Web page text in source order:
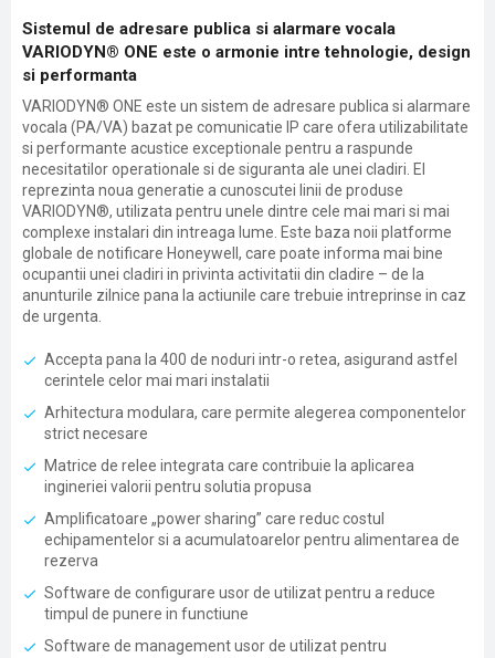
Sistemul de adresare publica si alarmare vocala
VARIODYN® ONE este o armonie intre tehnologie, design
si performanta
VARIODYN® ONE este un sistem de adresare publica si alarmare
vocala (PA/VA) bazat pe comunicatie IP care ofera utilizabilitate
si performante acustice exceptionale pentru a raspunde
necesitatilor operationale si de siguranta ale unei cladiri. El
reprezinta noua generatie a cunoscutei linii de produse
VARIODYN®, utilizata pentru unele dintre cele mai mari si mai
complexe instalari din intreaga lume. Este baza noii platforme
globale de notificare Honeywell, care poate informa mai bine
ocupantii unei cladiri in privinta activitatii din cladire – de la
anunturile zilnice pana la actiunile care trebuie intreprinse in caz
de urgenta.
Accepta pana la 400 de noduri intr-o retea, asigurand astfel
cerintele celor mai mari instalatii
Arhitectura modulara, care permite alegerea componentelor
strict necesare
Matrice de relee integrata care contribuie la aplicarea
ingineriei valorii pentru solutia propusa
Amplificatoare „power sharing” care reduc costul
echipamentelor si a acumulatoarelor pentru alimentarea de
rezerva
Software de configurare usor de utilizat pentru a reduce
timpul de punere in functiune
Software de management usor de utilizat pentru